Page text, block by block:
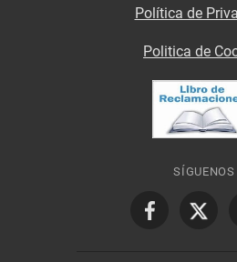
Política de
Politica de
SÍGUENOS